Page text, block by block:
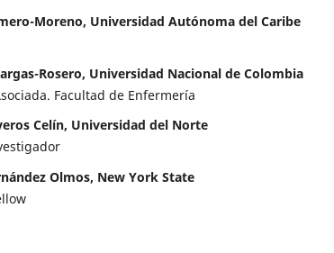
Moreno, Universidad Autónoma del Caribe
Rosero, Universidad Nacional de Colombia
Facultad de Enfermería
Celín, Universidad del Norte
Olmos, New York State